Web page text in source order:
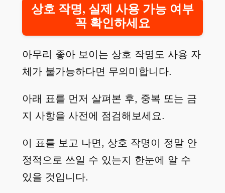
상호 작명, 실제 사용 가능 여부
꼭 확인하세요
아무리 좋아 보이는 상호 작명도 사용 자
체가 불가능하다면 무의미합니다.
아래 표를 먼저 살펴본 후, 중복 또는 금
지 사항을 사전에 점검해보세요.
이 표를 보고 나면, 상호 작명이 정말 안
정적으로 쓰일 수 있는지 한눈에 알 수
있을 것입니다.